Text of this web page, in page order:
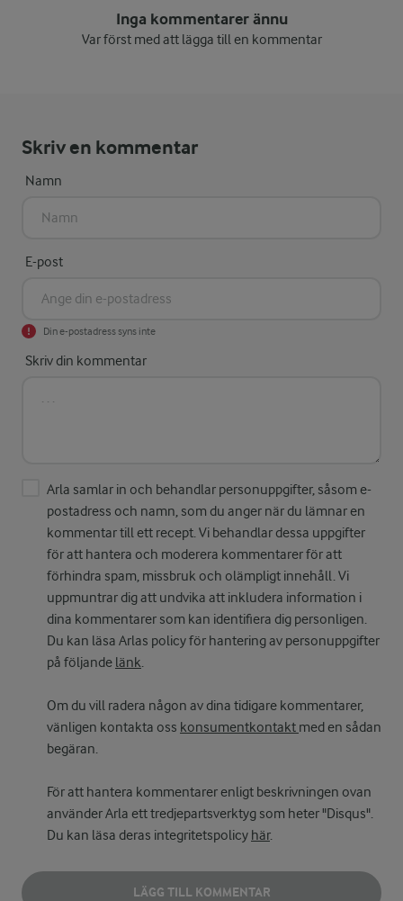
Inga kommentarer ännu
Var först med att lägga till en kommentar
Skriv en kommentar
Namn
E-post
Din e-postadress syns inte
Skriv din kommentar
Arla samlar in och behandlar personuppgifter, såsom e-
postadress och namn, som du anger när du lämnar en
kommentar till ett recept. Vi behandlar dessa uppgifter
för att hantera och moderera kommentarer för att
förhindra spam, missbruk och olämpligt innehåll. Vi
uppmuntrar dig att undvika att inkludera information i
dina kommentarer som kan identifiera dig personligen.
Du kan läsa Arlas policy för hantering av personuppgifter
på följande länk.
Om du vill radera någon av dina tidigare kommentarer,
vänligen kontakta oss konsumentkontakt med en sådan
begäran.
För att hantera kommentarer enligt beskrivningen ovan
använder Arla ett tredjepartsverktyg som heter "Disqus".
Du kan läsa deras integritetspolicy här.
LÄGG TILL KOMMENTAR